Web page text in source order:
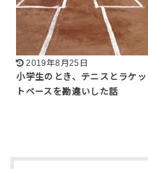
2019年8月25日
小学生のとき、テニスとラケッ
トベースを勘違いした話